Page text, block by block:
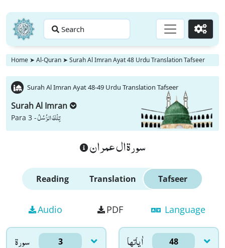
Search Go
Home ➤ Al-Quran ➤ Surah Al Imran Ayat 48 Urdu Translation Tafseer
Surah Al Imran Ayat 48-49 Urdu Translation Tafseer
Surah Al Imran
Para 3 -تِلْكَ الرُّسُلُ
سورة ال عمران
Reading Translation Tafseer
Audio PDF Language
سورۃ 3 اٰياتها 48